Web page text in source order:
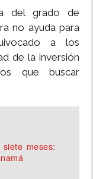
del grado de
no ayuda para
a los
de la inversión
que buscar
meses: